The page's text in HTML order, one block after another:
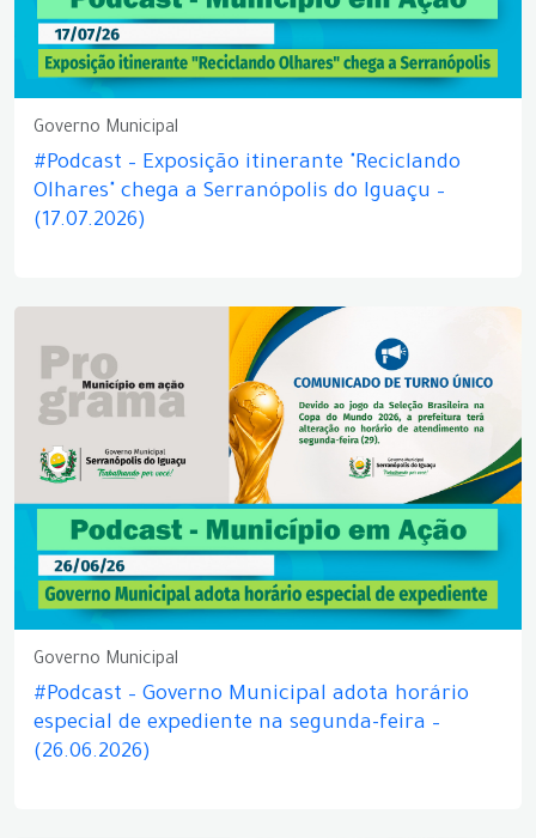
Governo Municipal
#Podcast – Exposição itinerante "Reciclando
Olhares" chega a Serranópolis do Iguaçu –
(17.07.2026)
Governo Municipal
#Podcast – Governo Municipal adota horário
especial de expediente na segunda-feira –
(26.06.2026)